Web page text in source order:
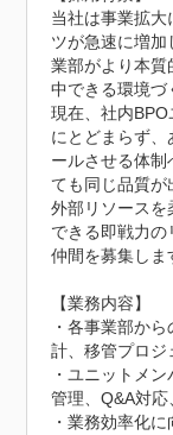
当社は事業拡
ツが急速に増
業部がより本質
中できる環境づ
現在、社内
にとどまらず
ールさせる体制
ても同じ品質
外部リソースを
できる即戦力
仲間を募集しま
【業務内容】
・各事業部か
計、移管プロジ
・ユニットメ
管理、Q&A対応
・業務効率化